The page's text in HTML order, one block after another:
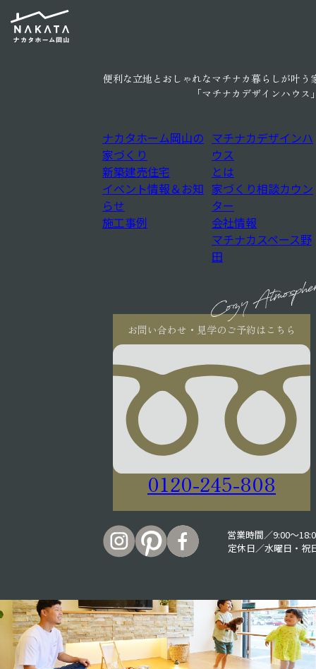
便利な立地とおしゃれなマチナカ暮らしが叶う
「マチナカデザインハウス
ナカタホーム岡山の
家づくり
新築建売住宅
イベント情報＆お知
らせ
施工事例
マチナカデザインハ
ウス
とは
家づくり相談カウン
ター
会社情報
マチナカスペース野
田
お問い合わせ・見学のご予約はこちら
0120-245-808
営業時間／9:00〜
定休日／水曜日・祝
イベント情報
販売中の物件情報
お問合わせ